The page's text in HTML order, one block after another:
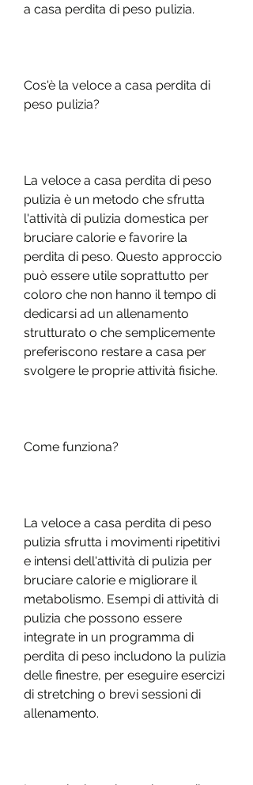
a casa perdita di peso pulizia.
Cos'è la veloce a casa perdita di
peso pulizia?
La veloce a casa perdita di peso
pulizia è un metodo che sfrutta
l'attività di pulizia domestica per
bruciare calorie e favorire la
perdita di peso. Questo approccio
può essere utile soprattutto per
coloro che non hanno il tempo di
dedicarsi ad un allenamento
strutturato o che semplicemente
preferiscono restare a casa per
svolgere le proprie attività fisiche.
Come funziona?
La veloce a casa perdita di peso
pulizia sfrutta i movimenti ripetitivi
e intensi dell'attività di pulizia per
bruciare calorie e migliorare il
metabolismo. Esempi di attività di
pulizia che possono essere
integrate in un programma di
perdita di peso includono la pulizia
delle finestre, per eseguire esercizi
di stretching o brevi sessioni di
allenamento.